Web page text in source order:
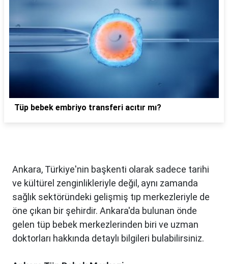
Tüp bebek embriyo transferi acıtır mı?
Ankara, Türkiye'nin başkenti olarak sadece tarihi
ve kültürel zenginlikleriyle değil, aynı zamanda
sağlık sektöründeki gelişmiş tıp merkezleriyle de
öne çıkan bir şehirdir. Ankara'da bulunan önde
gelen tüp bebek merkezlerinden biri ve uzman
doktorları hakkında detaylı bilgileri bulabilirsiniz.